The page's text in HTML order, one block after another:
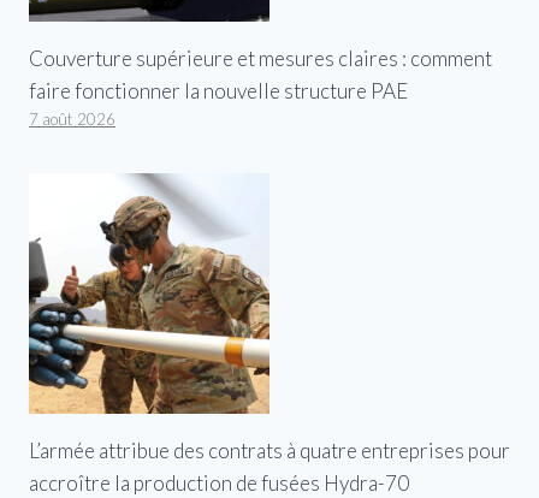
Couverture supérieure et mesures claires : comment
faire fonctionner la nouvelle structure PAE
7 août 2026
L’armée attribue des contrats à quatre entreprises pour
accroître la production de fusées Hydra-70